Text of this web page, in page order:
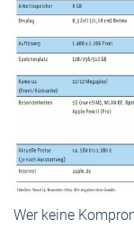
Wer keine